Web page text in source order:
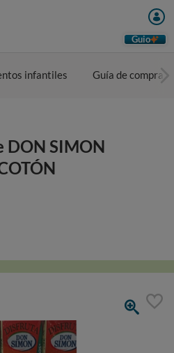
Guio
infantiles Guía de compra
DON SIMON